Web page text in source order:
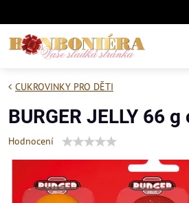
CUKROVINKY PRO DĚTI
BURGER JELLY 66
Hodnocení